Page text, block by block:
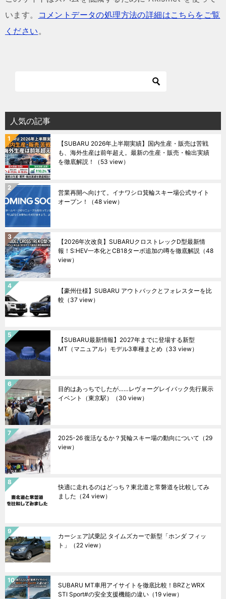
います。
コメントデータの処理方法の詳細はこちらをご覧
ください。
人気の記事
【SUBARU 2026年上半期実績】国内生産・販売は苦戦
も、海外生産は前年超え。最新の生産・販売・輸出実績
を徹底解説！
（53 view）
営業再開へ向けて。イナワシロ箕輪スキー場公式サイト
オープン！
（48 view）
【2026年次改良】SUBARUクロストレックD型最新情
報！S:HEV一本化とCB18ターボ追加の噂を徹底解説 （48
view）
【豪州仕様】SUBARU アウトバックとフォレスターを比
較 （37 view）
【SUBARU最新情報】2027年までに登場する新型
MT（マニュアル）モデル3車種まとめ （33 view）
目的はあっちでしたが……レヴォーグレイバック先行展示
イベント（東京駅）
（30 view）
2025-26 復活なるか？箕輪スキー場の動向について （29
view）
快適に走れるのはどっち？東北道と常磐道を比較してみ
ました （24 view）
カーシェア試乗記 タイムズカーで新型「ホンダ フィッ
ト」
（22 view）
SUBARU MT車用アイサイトを徹底比較！BRZとWRX
STI Sport#の安全支援機能の違い （19 view）